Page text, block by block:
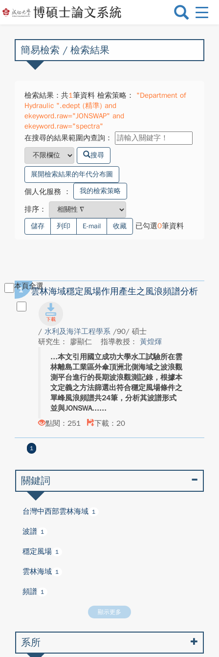
選
換
簡易檢索 / 檢索結果
檢索結果：共1筆資料 檢索策略：
"Department of
Hydraulic ".edept (精準) and
ekeyword.raw="JONSWAP" and
ekeyword.raw="spectra"
在搜尋的結果範圍內查詢：
搜尋
展開檢索結果的年代分布圖
個人化服務 ： 我的檢索策略
排序：
儲存 列印 E-mail 收藏 已勾選0筆資料
本頁全選
1 雲林海域穩定風場作用產生之風浪頻譜分析
/ 水利及海洋工程學系 /90/ 碩士
研究生： 廖顯仁
指導教授： 黃煌煇
本文引用國立成功大學水工試驗所在雲
林離島工業區外傘頂洲北側海域之波浪觀
測平台進行的長期波浪觀測記錄，根據本
文定義之方法篩選出符合穩定風場條件之
單峰風浪頻譜共24筆，分析其波譜形式
並與JONSWA...
點閱：251
下載：20
1
關鍵詞
台灣中西部雲林海域 1
波譜 1
穩定風場 1
雲林海域 1
頻譜 1
顯示更多
系所